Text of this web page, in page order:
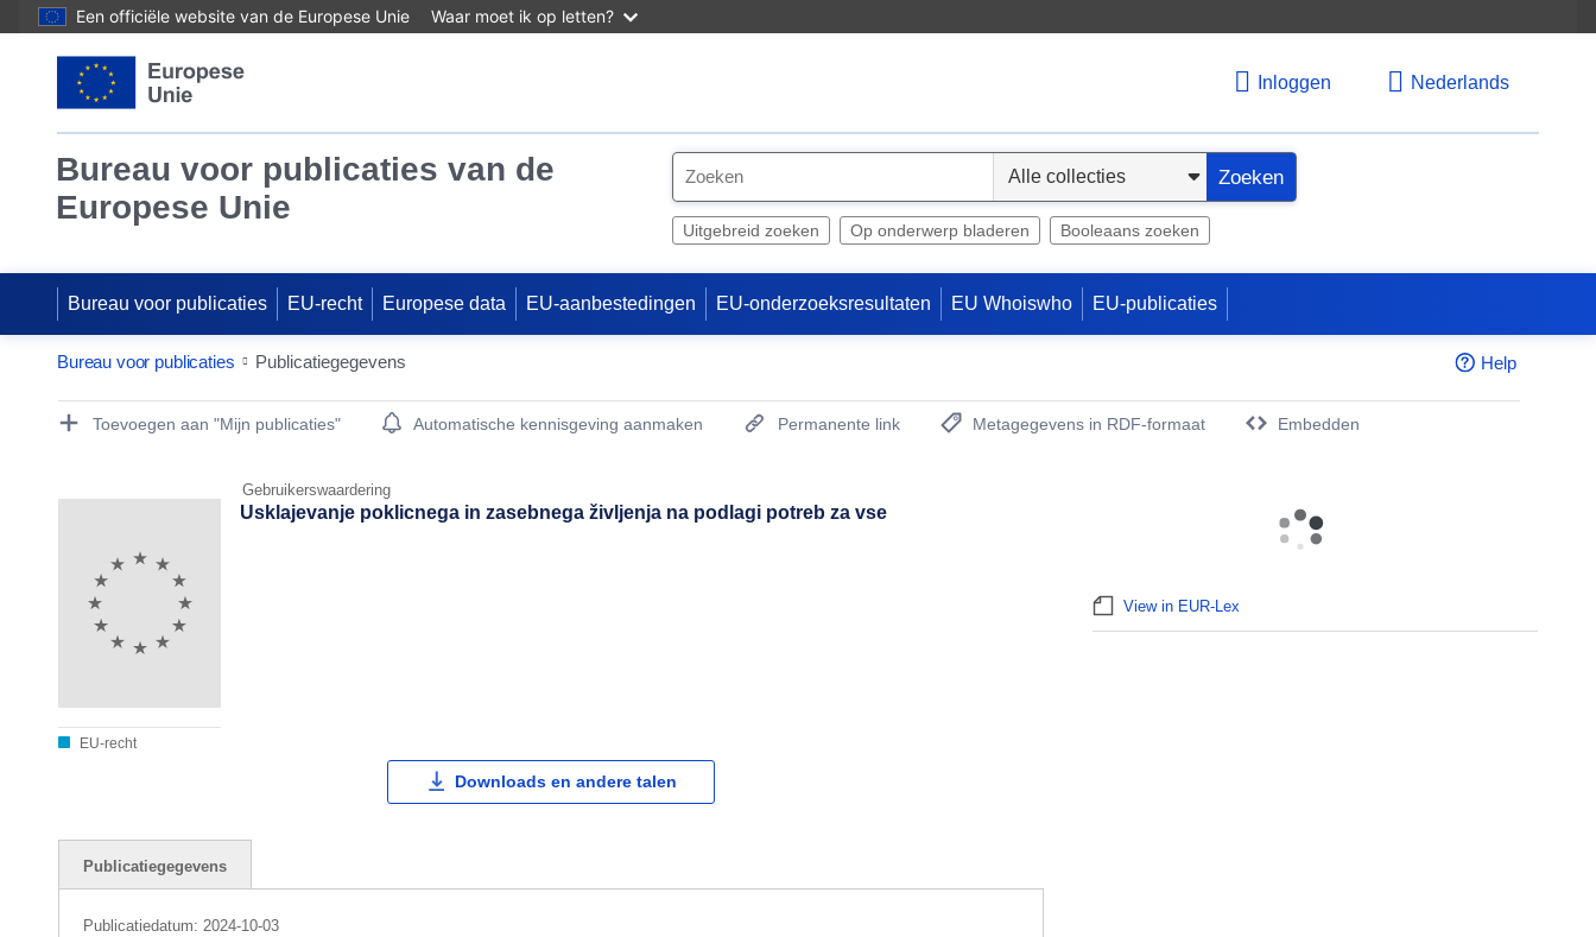
Een officiële website van de Europese Unie Waar moet ik op letten?
Inloggen Nederlands
Bureau voor publicaties van de
Europese Unie
e
Zoeken
Uitgebreid zoeken Op onderwerp bladeren Booleaans zoeken
Bureau voor publicaties EU-recht Europese data EU-aanbestedingen EU-onderzoeksresultaten EU Whoiswho EU-publicaties
Bureau voor publicaties Publicatiegegevens Help
Publication Detail Actions Portlet
Toevoegen aan "Mijn publicaties" Automatische kennisgeving aanmaken Permanente link
Metagegevens in RDF-formaat
Embedden
Gebruikerswaardering
EU-recht
Usklajevanje poklicnega in zasebnega življenja na podlagi potreb za vse
Downloads en andere talen
Publicatiegegevens
Publicatiedatum: 2024-10-03
View in EUR-Lex